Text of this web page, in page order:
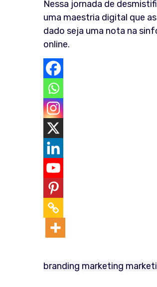
Nessa jornada de
uma maestria digital que
dado seja uma nota na
online.
branding marketing